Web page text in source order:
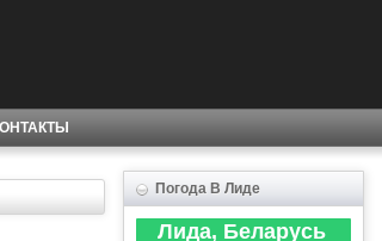
Погода В Лиде
Лида, Беларусь